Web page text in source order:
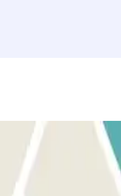
a la cabina de control con tu